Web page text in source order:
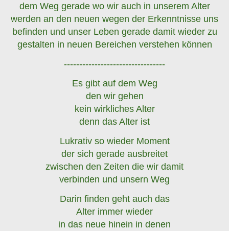
dem Weg gerade wo wir auch in unserem Alter
werden an den neuen wegen der Erkenntnisse uns
befinden und unser Leben gerade damit wieder zu
gestalten in neuen Bereichen verstehen können
---------------------------------
Es gibt auf dem Weg
den wir gehen
kein wirkliches Alter
denn das Alter ist
Lukrativ so wieder Moment
der sich gerade ausbreitet
zwischen den Zeiten die wir damit
verbinden und unsern Weg
Darin finden geht auch das
Alter immer wieder
in das neue hinein in denen